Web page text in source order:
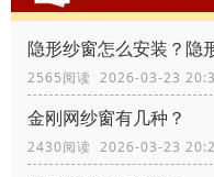
隐形纱窗怎么安装？隐
2565阅读 2026-03-23
金刚网纱窗有几种？
2430阅读 2026-03-23